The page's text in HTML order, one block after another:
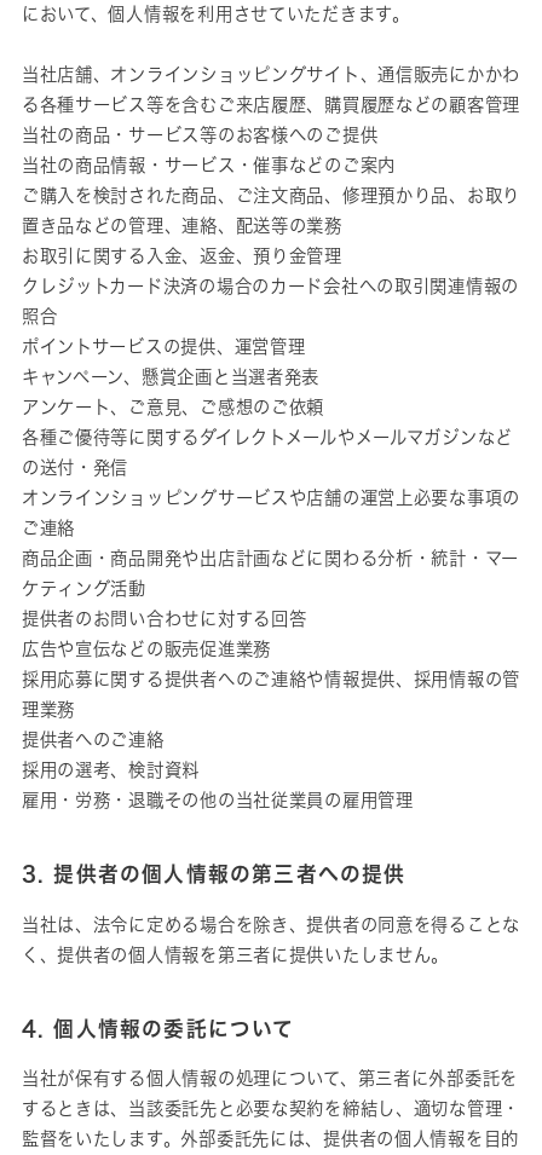
において、個人情報を利用させていただきます。
当社店舗、オンラインショッピングサイト、通信販売にかかわ
る各種サービス等を含むご来店履歴、購買履歴などの顧客管理
当社の商品・サービス等のお客様へのご提供
当社の商品情報・サービス・催事などのご案内
ご購入を検討された商品、ご注文商品、修理預かり品、お取り
置き品などの管理、連絡、配送等の業務
お取引に関する入金、返金、預り金管理
クレジットカード決済の場合のカード会社への取引関連情報の
照合
ポイントサービスの提供、運営管理
キャンペーン、懸賞企画と当選者発表
アンケート、ご意見、ご感想のご依頼
各種ご優待等に関するダイレクトメールやメールマガジンなど
の送付・発信
オンラインショッピングサービスや店舗の運営上必要な事項の
ご連絡
商品企画・商品開発や出店計画などに関わる分析・統計・マー
ケティング活動
提供者のお問い合わせに対する回答
広告や宣伝などの販売促進業務
採用応募に関する提供者へのご連絡や情報提供、採用情報の管
理業務
提供者へのご連絡
採用の選考、検討資料
雇用・労務・退職その他の当社従業員の雇用管理
3. 提供者の個人情報の第三者への提供
当社は、法令に定める場合を除き、提供者の同意を得ることな
く、提供者の個人情報を第三者に提供いたしません。
4. 個人情報の委託について
当社が保有する個人情報の処理について、第三者に外部委託を
するときは、当該委託先と必要な契約を締結し、適切な管理・
監督をいたします。外部委託先には、提供者の個人情報を目的